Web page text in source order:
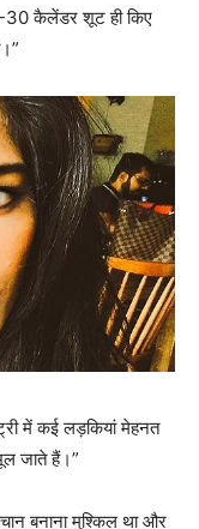
30 कैलेंडर शूट ही किए
में कई लड़कियां मेहनत
जाते हैं।”
बनाना मुश्किल था और